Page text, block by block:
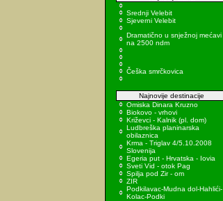
Srednji Velebit
Sjeverni Velebit
Dramatično u snježnoj mećavi
na 2500 ndm
Češka smrčkovica
Najnovije destinacije
Omiska Dinara Kruzno
Biokovo - vrhovi
Križevci - Kalnik (pl. dom)
Ludbreška planinarska
obilaznica
Krma - Triglav 4/5.10.2008
Slovenija
Egeria put - Hrvatska - Iovia
Sveti Vid - otok Pag
Spilja pod Zir - om
ZIR
Podkilavac-Mudna dol-Hahlići-
Kolac-Podki